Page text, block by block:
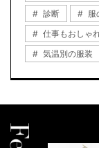
診断
服
仕事もおしゃ
気温別の服装